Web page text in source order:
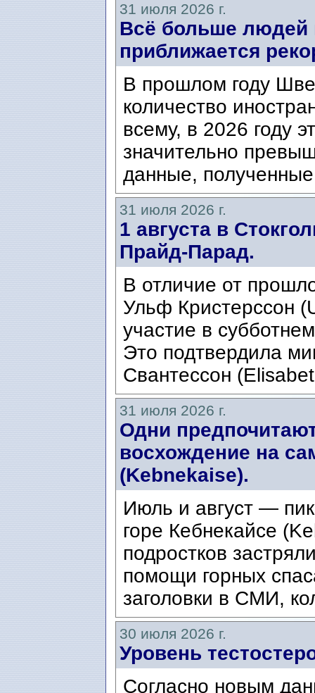
31 июля 2026 г.
Всё больше
приближается
В прошлом году
количество
всему, в 2026 году
значительно
данные,
31 июля 2026 г.
1 августа в
Прайд-Парад.
В отличие от
Ульф Кристерссон
участие в
Это подтвердила
Свантессон
31 июля 2026 г.
Одни
восхождение на
(Kebnekaise).
Июль и август — пик
горе Кебнекайсе
подростков
помощи горных
заголовки в СМИ,
30 июля 2026 г.
Уровень
Согласно новым